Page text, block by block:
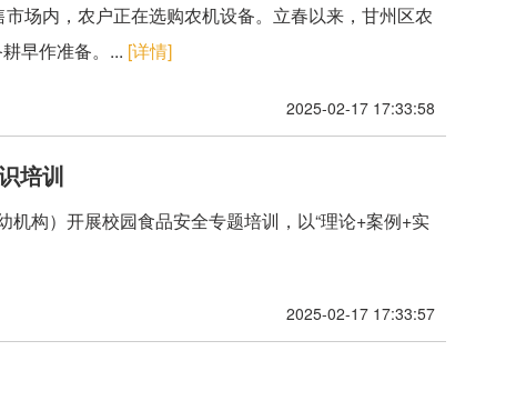
场内，农户正在选购农机设备。立春以来，甘州区农
早作准备。... [详情]
2025-02-17 17:33:58
培训
构）开展校园食品安全专题培训，以“理论+案例+实
2025-02-17 17:33:57